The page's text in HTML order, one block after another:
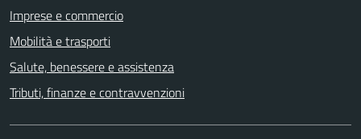
Imprese e commercio
Mobilità e trasporti
Salute, benessere e assistenza
Tributi, finanze e contravvenzioni